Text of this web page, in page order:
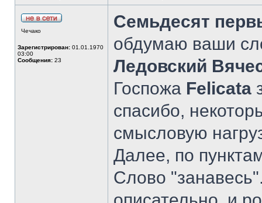
Чечако
Зарегистрирован: 01.01.1970
03:00
Сообщения: 23
Семьдесят
обдумаю ваши
Ледовский
Госпожа Felicata
спасибо,
смысловую
Далее, по
Слово